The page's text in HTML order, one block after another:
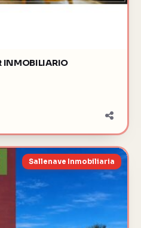
INMOBILIARIO
Sallenave Inmobiliaria